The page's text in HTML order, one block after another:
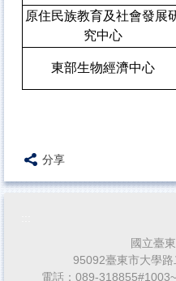
原住民族教育及社會發展
究中心
東部生物經濟中心
分享
國立臺
95092臺東市大學
電話：089-